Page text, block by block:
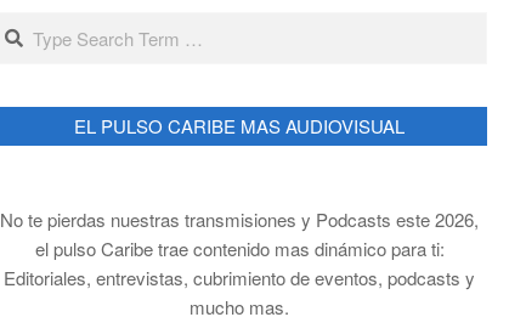
Search
EL PULSO CARIBE MAS AUDIOVISUAL
No te pierdas nuestras transmisiones y Podcasts este 2026,
el pulso Caribe trae contenido mas dinámico para ti:
Editoriales, entrevistas, cubrimiento de eventos, podcasts y
mucho mas.